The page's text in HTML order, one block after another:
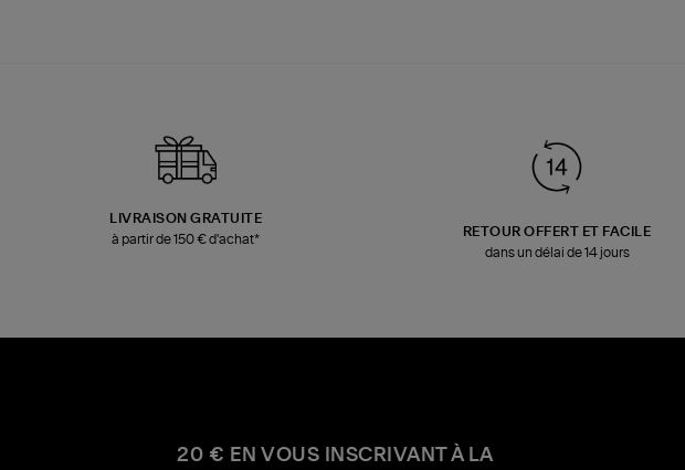
LIVRAISON GRATUITE
à partir de 150 € d'achat*
RETOUR OFFERT ET FACILE
dans un délai de 14 jours
20 € EN VOUS INSCRIVANT À LA